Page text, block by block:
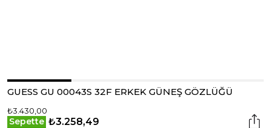
GUESS GU 00043S 32F ERKEK GÜNEŞ GÖZLÜĞÜ
₺3.430,00
Sepette ₺3.258,49